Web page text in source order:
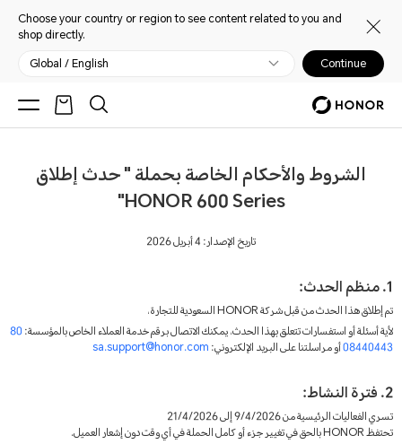
Choose your country or region to see content related to you and
shop directly.
Global / English Continue
الشروط والأحكام الخاصة بحملة " حدث إطلاق
HONOR 600 Series"
تاريخ الإصدار: 4 أبريل 2026
1. منظم الحدث:
تم إطلاق هذا الحدث من قبل شركة HONOR السعودية للتجارة،
لأية أسئلة أو استفسارات تتعلق بهذا الحدث، يمكنك الاتصال برقم خدمة العملاء الخاص بالمؤسسة:80
08440443أو مراسلتنا على البريد الإلكتروني:sa.support@honor.com
2. فترة النشاط:
تسري الفعاليات الرئيسية من 9/4/2026 إلى 21/4/2026
تحتفظ HONOR بالحق في تغيير جزء أو كامل الحملة في أي وقت دون إشعار العميل.